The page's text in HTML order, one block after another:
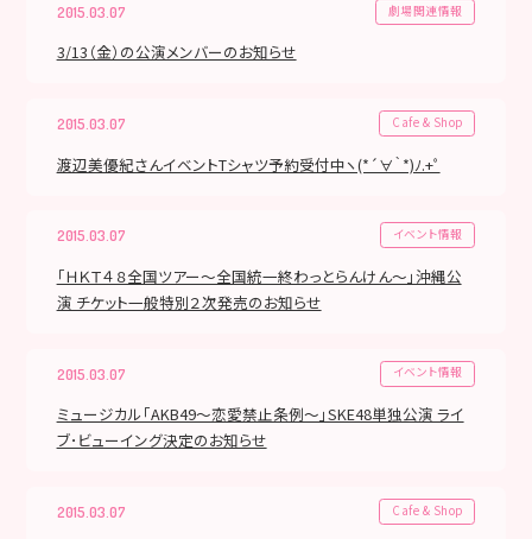
2015.03.07 劇場関連情報
3/13（金）の公演メンバーのお知らせ
2015.03.07 Cafe & Shop
渡辺美優紀さんイベントTシャツ予約受付中ヽ(*´∀｀*)ﾉ.+ﾟ
2015.03.07 イベント情報
「ＨＫＴ４８全国ツアー～全国統一終わっとらんけん～」沖縄公
演 チケット一般特別２次発売のお知らせ
2015.03.07 イベント情報
ミュージカル「AKB49～恋愛禁止条例～」SKE48単独公演 ライ
ブ･ビューイング決定のお知らせ
2015.03.07 Cafe & Shop